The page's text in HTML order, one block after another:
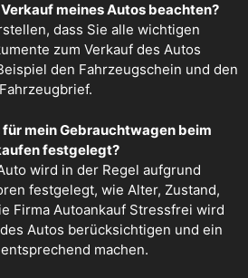
meines Autos beachten?
dass Sie alle wichtigen
zum Verkauf des Autos
den Fahrzeugschein und den
Fahrzeugbrief.
mein Gebrauchtwagen beim
festgelegt?
wird in der Regel aufgrund
festgelegt, wie Alter, Zustand,
Firma Autoankauf Stressfrei wird
Autos berücksichtigen und ein
machen.